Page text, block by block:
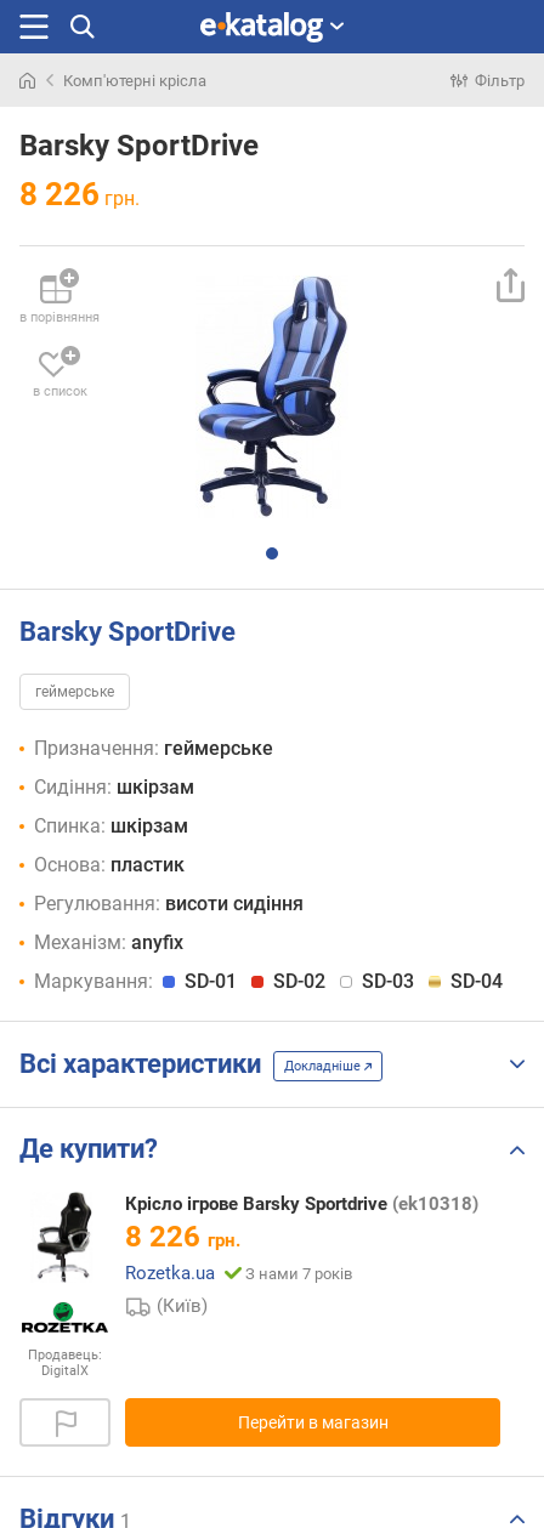
раніше
Комп'ютерні крісла Фільтр
Barsky SportDrive
8 226 грн.
в порівняння
в список
Barsky SportDrive
геймерське
Призначення: геймерське
Сидіння: шкірзам
Спинка: шкірзам
Основа: пластик
Регулювання: висоти сидіння
Механізм: anyfix
Маркування:
SD-01 SD-02 SD-03 SD-04
Всі характеристики Докладніше
Де купити?
Продавець:
DigitalX
Крісло ігрове Barsky Sportdrive (ek10318)
8 226 грн.
Rozetka.ua
З нами 7 років
(Київ)
Перейти в магазин
Відгуки 1